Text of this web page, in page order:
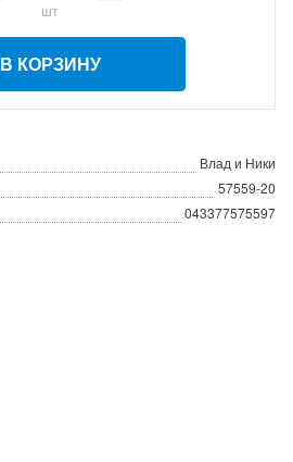
шт
В КОРЗИНУ
Влад и Ники
57559-20
043377575597